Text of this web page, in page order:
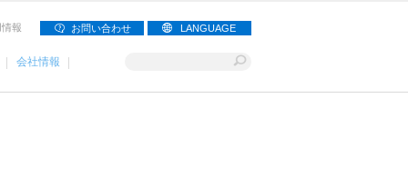
報 お問い合わせ LANGUAGE
会社情報